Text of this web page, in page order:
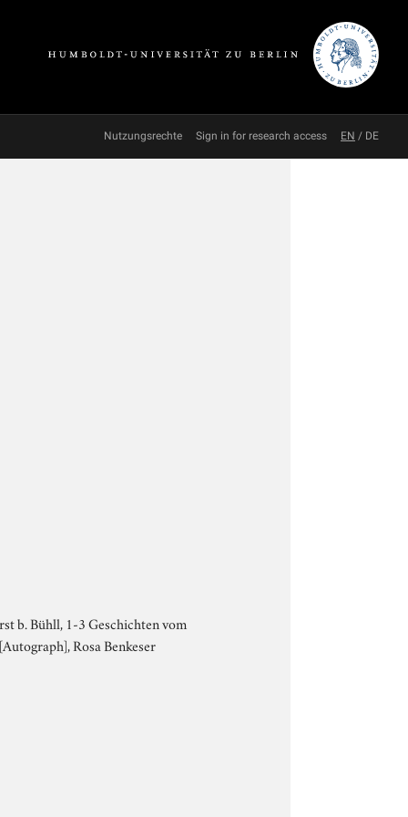
Nutzungsrechte Sign in for research access EN / DE
b. Bühll, 1-3 Geschichten vom
Rosa Benkeser